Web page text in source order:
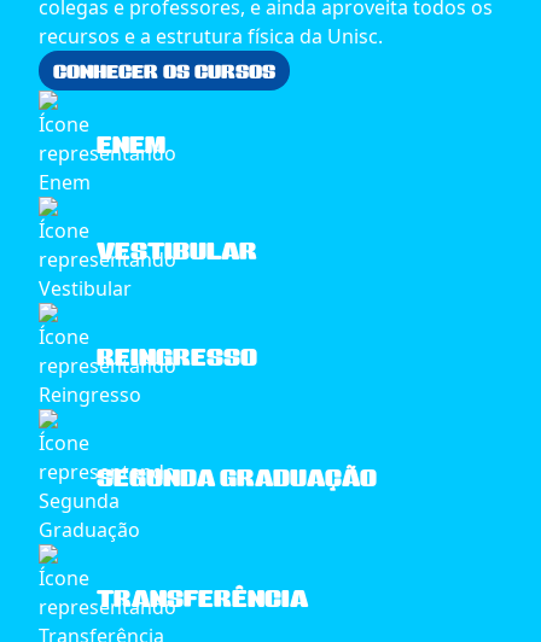
colegas e professores, e ainda aproveita todos os
recursos e a estrutura física da Unisc.
CONHECER OS CURSOS
ENEM
VESTIBULAR
REINGRESSO
SEGUNDA GRADUAÇÃO
TRANSFERÊNCIA